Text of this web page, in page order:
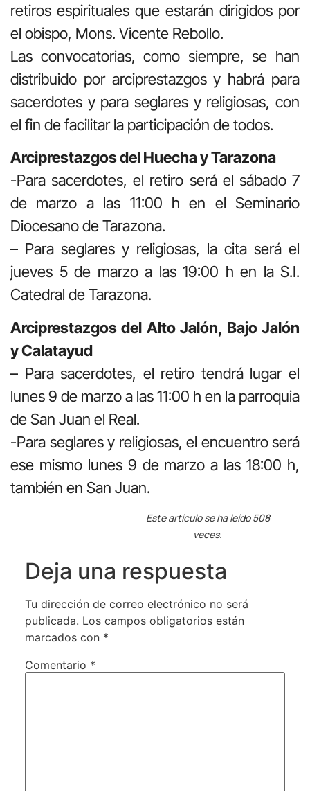
retiros espirituales que estarán dirigidos por
el obispo, Mons. Vicente Rebollo.
Las convocatorias, como siempre, se han
distribuido por arciprestazgos y habrá para
sacerdotes y para seglares y religiosas, con
el fin de facilitar la participación de todos.
Arciprestazgos del Huecha y Tarazona
-Para sacerdotes, el retiro será el sábado 7
de marzo a las 11:00 h en el Seminario
Diocesano de Tarazona.
– Para seglares y religiosas, la cita será el
jueves 5 de marzo a las 19:00 h en la S.I.
Catedral de Tarazona.
Arciprestazgos del Alto Jalón, Bajo Jalón
y Calatayud
– Para sacerdotes, el retiro tendrá lugar el
lunes 9 de marzo a las 11:00 h en la parroquia
de San Juan el Real.
-Para seglares y religiosas, el encuentro será
ese mismo lunes 9 de marzo a las 18:00 h,
también en San Juan.
Este artículo se ha leído 508
veces.
Deja una respuesta
Tu dirección de correo electrónico no será
publicada. Los campos obligatorios están
marcados con *
Comentario *